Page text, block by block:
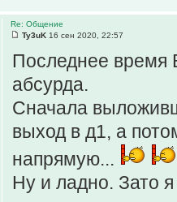
Re: Общение
Ty3uK 16 сен 2020, 22:57
Последнее время
абсурда.
Сначала
выход в д1, а
напрямую...
Ну и ладно. Зато